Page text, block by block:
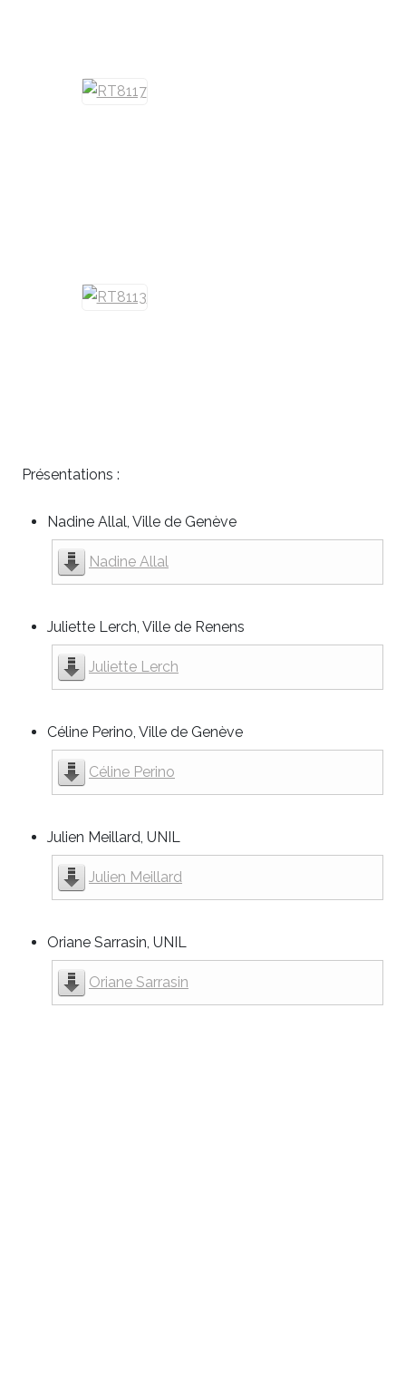
Présentations :
Nadine Allal, Ville de Genève
Nadine Allal
Juliette Lerch, Ville de Renens
Juliette Lerch
Céline Perino, Ville de Genève
Céline Perino
Julien Meillard, UNIL
Julien Meillard
Oriane Sarrasin, UNIL
Oriane Sarrasin